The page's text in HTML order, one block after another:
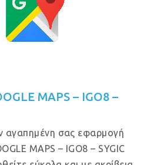
MAPS – IGO8 –
αγαπημένη σας εφαρμογή
MAPS – IGO8 – SYGIC